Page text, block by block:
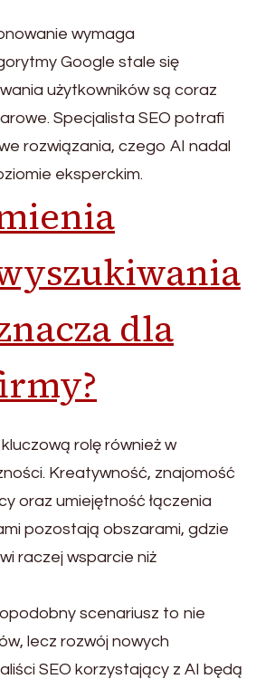
wymaga
Google stale się
użytkowników są coraz
Specjalista SEO potrafi
rozwiązania, czego AI nadal
eksperckim.
dla
rolę również w
Kreatywność, znajomość
oraz umiejętność łączenia
pozostają obszarami, gdzie
raczej wsparcie niż
scenariusz to nie
lecz rozwój nowych
SEO korzystający z AI będą